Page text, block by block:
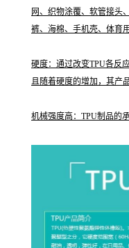
网、织物涂覆、软管接头
裤、海棉、手机壳、体育
硬度：通过改变TPU各反
且随着硬度的增加，其产
机械强度高：TPU制品的